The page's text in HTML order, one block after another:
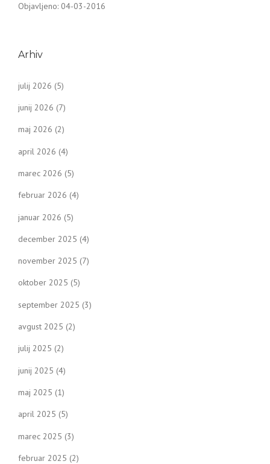
Objavljeno: 04-03-2016
Arhiv
julij 2026 (5)
junij 2026 (7)
maj 2026 (2)
april 2026 (4)
marec 2026 (5)
februar 2026 (4)
januar 2026 (5)
december 2025 (4)
november 2025 (7)
oktober 2025 (5)
september 2025 (3)
avgust 2025 (2)
julij 2025 (2)
junij 2025 (4)
maj 2025 (1)
april 2025 (5)
marec 2025 (3)
februar 2025 (2)